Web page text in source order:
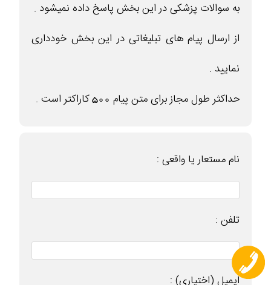
به سوالات پزشکی در این بخش پاسخ داده نمیشود .
از ارسال پیام های تبلیغاتی در این بخش خودداری
نمایید .
حداکثر طول مجاز برای متن پیام 500 کاراکتر است .
نام مستعار یا واقعی :
تلفن :
ایمیل (اختیاری) :